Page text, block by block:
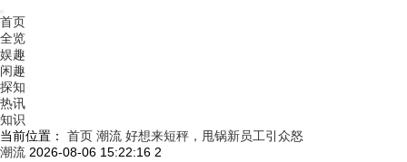
首页
全览
娱趣
闲趣
探知
热讯
知识
当前位置：
首页 潮流 好想来短秤，甩锅新员工引众怒
潮流 2026-08-06 15:22:16 2